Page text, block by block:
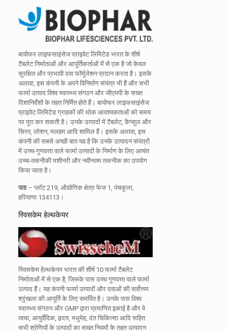
बायोफर लाइफसाइंसेज प्राइवेट लिमिटेड भारत के शीर्ष
टैबलेट निर्माताओं और आपूर्तिकर्ताओं में से एक है जो केवल
सुरक्षित और प्रभावी दवा फॉर्मूलेशन प्रदान करता है। इसके
अलावा, इस कंपनी के अपने विनिर्माण संयंत्र भी हैं और सभी
फार्मा उत्पाद विश्व स्वास्थ्य संगठन और जीएमपी के सख्त
दिशानिर्देशों के तहत निर्मित होते हैं। बायोफर लाइफसाइंसेज
प्राइवेट लिमिटेड ग्राहकों की थोक आवश्यकताओं को समय
पर पूरा कर सकती है। उनके उत्पादों में टैबलेट, कैप्सूल और
सिरप, लोशन, मलहम आदि शामिल हैं। इसके अलावा, इस
कंपनी की सबसे अच्छी बात यह है कि उनके उत्पादन संयंत्रों
में उच्च-गुणवत्ता वाले फार्मा उत्पादों के निर्माण के लिए अत्यंत
उच्च-तकनीकी मशीनरी और नवीनतम तकनीक का उपयोग
किया जाता है।
पता – प्लॉट 219, औद्योगिक क्षेत्र फेज 1, पंचकूला,
हरियाणा 134113।
स्विसकेम हेल्थकेयर
स्विसकेम हेल्थकेयर भारत की शीर्ष 10 फार्मा टैबलेट
निर्माताओं में से एक है, जिसके पास उच्च गुणवत्ता वाले फार्मा
उत्पाद हैं। यह कंपनी फार्मा उत्पादों और दवाओं की सर्वोत्तम
श्रृंखला की आपूर्ति के लिए समर्पित है। उनके पास विश्व
स्वास्थ्य संगठन और GMP द्वारा प्रमाणित इकाई है और वे
त्वचा, आयुर्वेदिक, हृदय, मधुमेह, दंत चिकित्सा आदि सहित
सभी श्रेणियों के उत्पादों का सख्त नियमों के तहत उत्पादन